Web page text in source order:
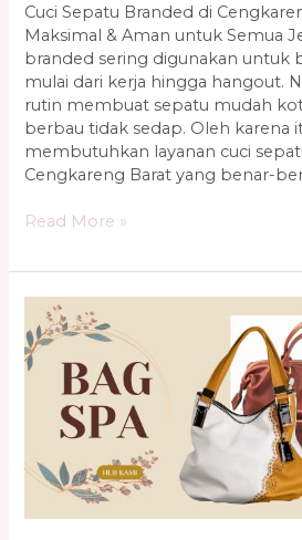
Cuci Sepatu Branded di
Maksimal & Aman untuk Semua
branded sering digunakan untuk
mulai dari kerja hingga hangout.
rutin membuat sepatu mudah
berbau tidak sedap. Oleh karena
membutuhkan layanan cuci
Cengkareng Barat yang benar-
Read More »
Jasa
Bag
&
Shoes
Terbaik
Kelapa
Gading,
Bintaro
0821-